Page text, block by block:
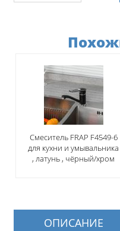
Смеситель FRAP F4549-6
для кухни и умывальника
, латунь , чёрный/хром
ОПИСАНИЕ